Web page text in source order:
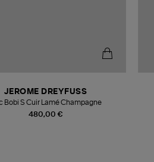
480,00 €
JEROME DREYFUSS
Bobi S Cuir Lamé Champagne